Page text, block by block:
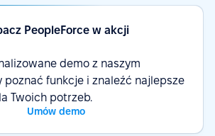
PeopleForce w akcji
demo z naszym
poznać funkcje i znaleźć najlepsze
Twoich potrzeb.
Umów demo